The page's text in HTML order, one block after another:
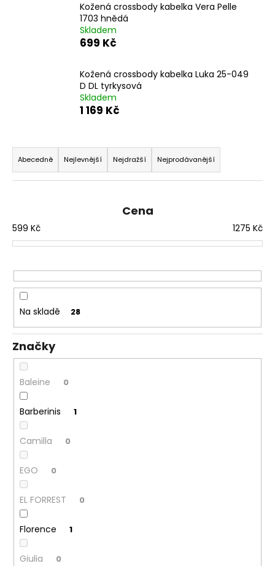
Kožená crossbody kabelka Vera Pelle
1703 hnědá
Skladem
699 Kč
Kožená crossbody kabelka Luka 25-049
D DL tyrkysová
Skladem
1 169 Kč
Ř
a
z
í
p
o
d
u
k
t
ů
Abecedně Nejlevnější Nejdražší Nejprodávanější
Cena
599 Kč 1275 Kč
Na skladě 28
Značky
Baleine 0
Barberinis 1
Camilla 0
EGO 0
EL FORREST 0
Florence 1
Giulia 0
o
u
e
m